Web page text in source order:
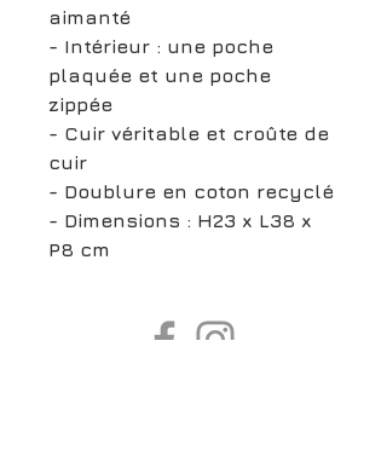
aimanté
- Intérieur : une poche
plaquée et une poche
zippée
- Cuir véritable et croûte de
cuir
- Doublure en coton recyclé
- Dimensions : H23 x L38 x
P8 cm